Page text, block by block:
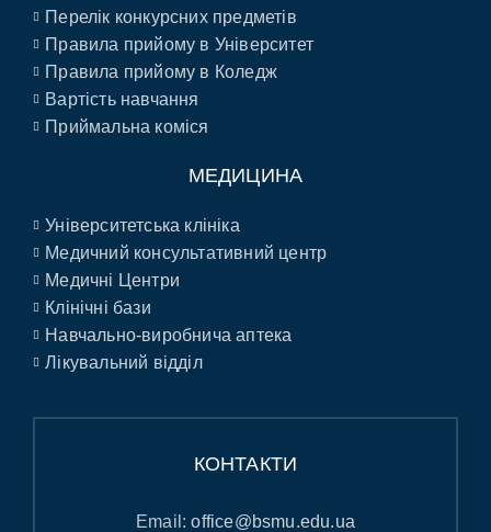
Перелік конкурсних предметів
Правила прийому в Університет
Правила прийому в Коледж
Вартість навчання
Приймальна коміся
МЕДИЦИНА
Університетська клініка
Медичний консультативний центр
Медичні Центри
Клінічні бази
Навчально-виробнича аптека
Лікувальний відділ
КОНТАКТИ
Email:office@bsmu.edu.ua